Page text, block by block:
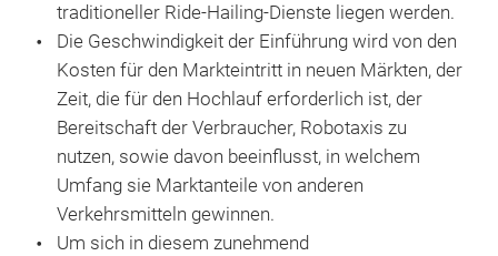
traditioneller Ride-Hailing-Dienste liegen werden.
Die Geschwindigkeit der Einführung wird von den
Kosten für den Markteintritt in neuen Märkten, der
Zeit, die für den Hochlauf erforderlich ist, der
Bereitschaft der Verbraucher, Robotaxis zu
nutzen, sowie davon beeinflusst, in welchem
Umfang sie Marktanteile von anderen
Verkehrsmitteln gewinnen.
Um sich in diesem zunehmend